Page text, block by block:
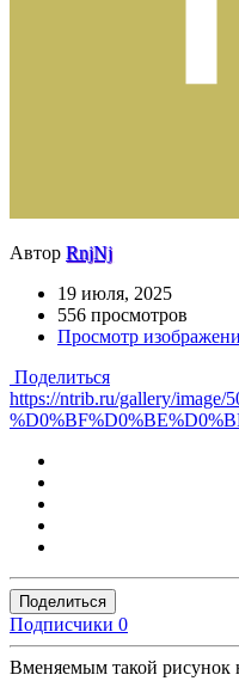
Автор RnjNj
19 июля, 2025
556 просмотров
Просмотр
Поделиться
https://ntrib.ru/gallery/
Поделиться
Подписчики 0
Вменяемым такой рисунок